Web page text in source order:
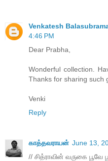
Venkatesh
4:46 PM
Dear Prabha,
Wonderful collection.
Thanks for sharing such
Venki
Reply
காத்தவராயன் June 13,
// சித்ராவின் வருகை பூவே